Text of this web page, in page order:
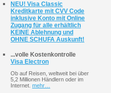
NEU! Visa Classic
Kreditkarte mit CVV Code
inklusive Konto mit Online
Zugang für alle erhältlich
KEINE Ablehnung und
OHNE SCHUFA Auskunft!
...volle Kostenkontrolle
Visa Electron
Ob auf Reisen, weltweit bei über
5,2 Millionen Händlern oder im
Internet. mehr…